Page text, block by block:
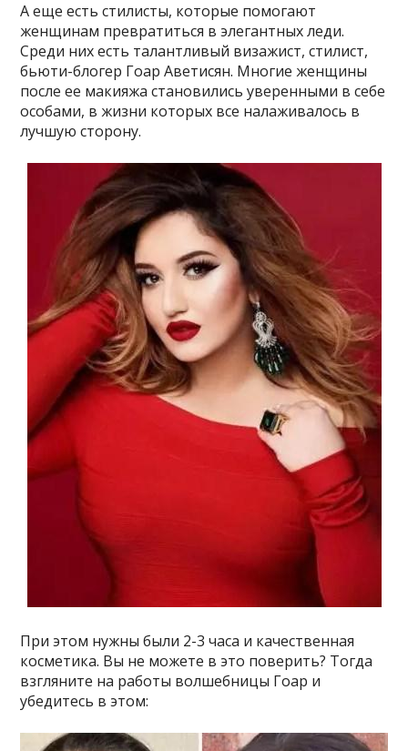
А еще есть стилисты, которые помогают
женщинам превратиться в элегантных леди.
Среди них есть талантливый визажист, стилист,
бьюти-блогер Гоар Аветисян. Многие женщины
после ее макияжа становились уверенными в себе
особами, в жизни которых все налаживалось в
лучшую сторону.
При этом нужны были 2-3 часа и качественная
косметика. Вы не можете в это поверить? Тогда
взгляните на работы волшебницы Гоар и
убедитесь в этом: